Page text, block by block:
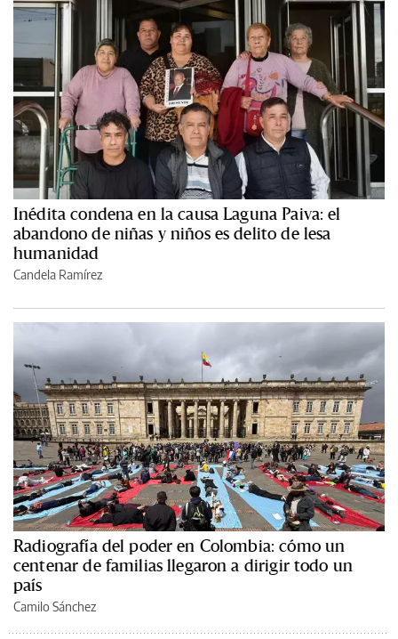
Inédita condena en la causa Laguna Paiva: el
abandono de niñas y niños es delito de lesa
humanidad
Candela Ramírez
Radiografía del poder en Colombia: cómo un
centenar de familias llegaron a dirigir todo un
país
Camilo Sánchez